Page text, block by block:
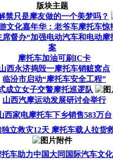
版块主题
禁只是摩友做的一个美梦吗？
文化嘉年华：老爷车摩托车惊
督办“加强电动汽车和电动摩
案
摩托车加油可刷IC卡
西永济捣毁一摩托车销赃窝点
临汾市启动“摩托车安全工程”
成立女子交警摩托巡逻队
山西汽摩运动发展研讨会举行
西家电摩托车下乡销售583万台
立救灾12天 摩托车载人拉货
车助力中国大同国际汽车文